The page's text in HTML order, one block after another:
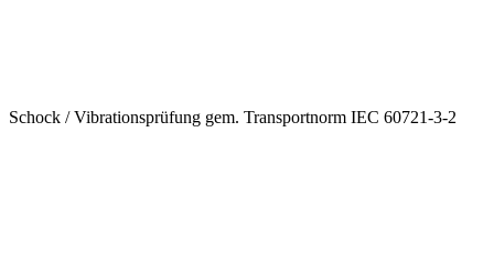
Schock / Vibrationsprüfung gem. Transportnorm IEC 60721-3-2